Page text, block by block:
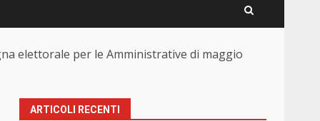
elettorale per le Amministrative di maggio
ARTICOLI RECENTI